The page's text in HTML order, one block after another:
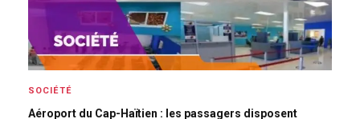
SOCIÉTÉ
Aéroport du Cap-Haïtien : les passagers disposent